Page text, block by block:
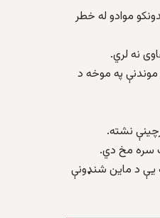
موادو له خطر
نه لري.
موندنې په موخه د
نشته.
سره مخ دي.
يې د ماين شنډونې